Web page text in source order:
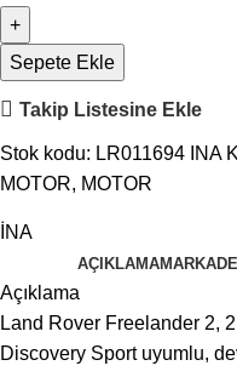
Sepete Ekle
Takip Listesine Ekle
Stok kodu: LR011694 INA
MOTOR, MOTOR
İNA
AÇIKLAMAMARKA
Açıklama
Land Rover Freelander 2,
Discovery Sport uyumlu,